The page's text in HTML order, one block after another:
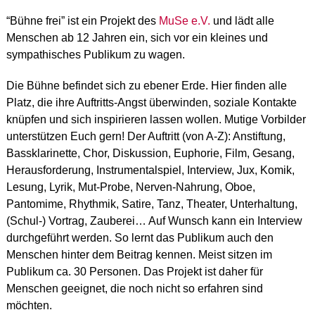
“Bühne frei” ist ein Projekt des MuSe e.V. und lädt alle
Menschen ab 12 Jahren ein, sich vor ein kleines und
sympathisches Publikum zu wagen.
Die Bühne befindet sich zu ebener Erde. Hier finden alle
Platz, die ihre Auftritts-Angst überwinden, soziale Kontakte
knüpfen und sich inspirieren lassen wollen. Mutige Vorbilder
unterstützen Euch gern! Der Auftritt (von A-Z): Anstiftung,
Bassklarinette, Chor, Diskussion, Euphorie, Film, Gesang,
Herausforderung, Instrumentalspiel, Interview, Jux, Komik,
Lesung, Lyrik, Mut-Probe, Nerven-Nahrung, Oboe,
Pantomime, Rhythmik, Satire, Tanz, Theater, Unterhaltung,
(Schul-) Vortrag, Zauberei… Auf Wunsch kann ein Interview
durchgeführt werden. So lernt das Publikum auch den
Menschen hinter dem Beitrag kennen. Meist sitzen im
Publikum ca. 30 Personen. Das Projekt ist daher für
Menschen geeignet, die noch nicht so erfahren sind
möchten.